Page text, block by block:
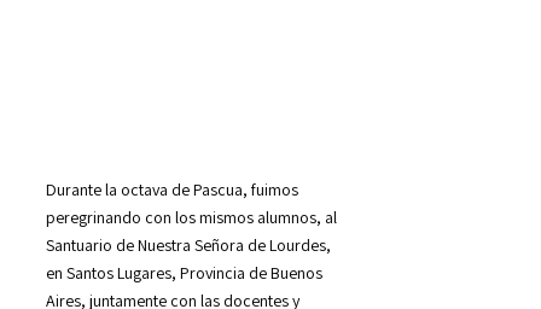
Durante la octava de Pascua, fuimos
peregrinando con los mismos alumnos, al
Santuario de Nuestra Señora de Lourdes,
en Santos Lugares, Provincia de Buenos
Aires, juntamente con las docentes y